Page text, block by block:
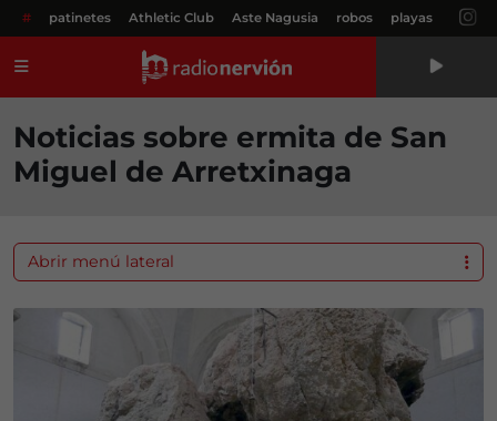
# patinetes Athletic Club Aste Nagusia robos playas
Noticias sobre ermita de San
Miguel de Arretxinaga
Abrir menú lateral